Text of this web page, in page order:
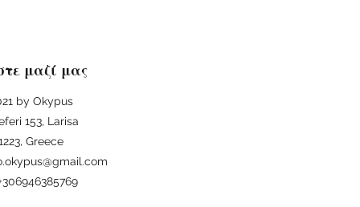
μαζί μας
by Okypus
153, Larisa
Greece